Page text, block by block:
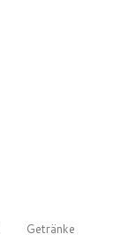
Getränke